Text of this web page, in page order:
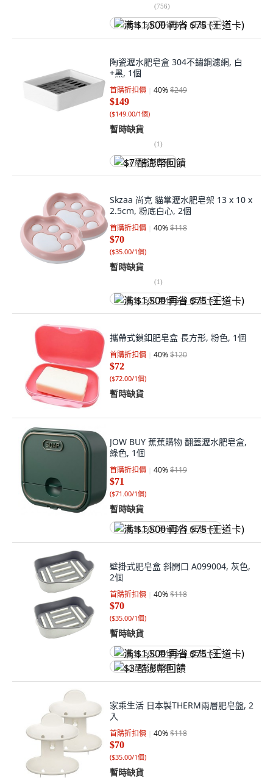
(756)
满 $1,500 再省 $75 (王道卡)
陶瓷瀝水肥皂盒 304不鏽鋼濾網, 白
+黑, 1個
首購折扣價 40%$249
$149
($149.00/1個)
暫時缺貨
(1)
$7 酷澎幣回饋
Skzaa 尚克 貓掌瀝水肥皂架 13 x 10 x
2.5cm, 粉底白心, 2個
首購折扣價 40%$118
$70
($35.00/1個)
暫時缺貨
(1)
满 $1,500 再省 $75 (王道卡)
攜帶式鎖釦肥皂盒 長方形, 粉色, 1個
首購折扣價 40%$120
$72
($72.00/1個)
暫時缺貨
JOW BUY 蕉蕉購物 翻蓋瀝水肥皂盒,
綠色, 1個
首購折扣價 40%$119
$71
($71.00/1個)
暫時缺貨
满 $1,500 再省 $75 (王道卡)
壁掛式肥皂盒 斜開口 A099004, 灰色,
2個
首購折扣價 40%$118
$70
($35.00/1個)
暫時缺貨
满 $1,500 再省 $75 (王道卡)
$3 酷澎幣回饋
家乘生活 日本製THERM兩層肥皂盤, 2
入
首購折扣價 40%$118
$70
($35.00/1個)
暫時缺貨